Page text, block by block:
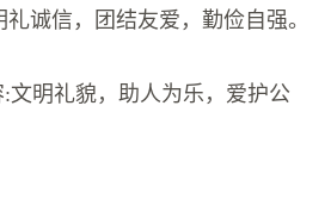
诚信，团结友爱，勤俭自强。
明礼貌，助人为乐，爱护公